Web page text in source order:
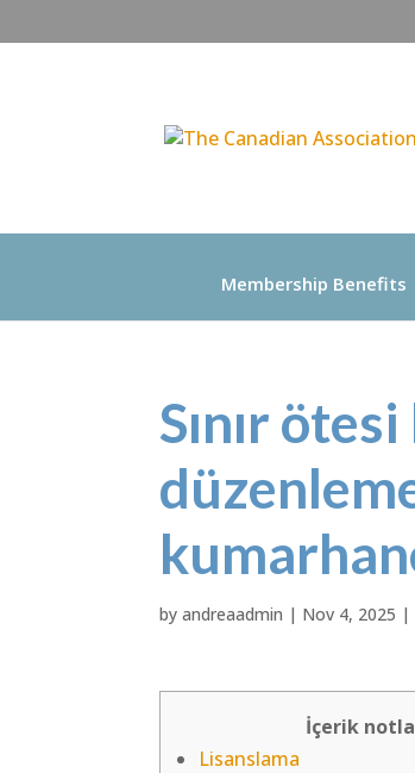
Membership Benefits
Sınır
byandreaadmin | Nov 4, 2025 |
İçerik
Lisanslama